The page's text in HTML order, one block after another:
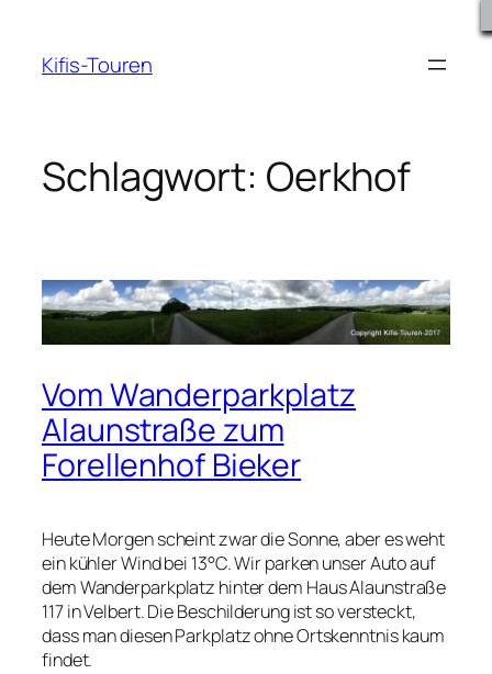
springen
Kifis-Touren
Schlagwort: Oerkhof
Vom Wanderparkplatz
Alaunstraße zum
Forellenhof Bieker
Heute Morgen scheint zwar die Sonne, aber es weht
ein kühler Wind bei 13°C. Wir parken unser Auto auf
dem Wanderparkplatz hinter dem Haus Alaunstraße
117 in Velbert. Die Beschilderung ist so versteckt,
dass man diesen Parkplatz ohne Ortskenntnis kaum
findet.